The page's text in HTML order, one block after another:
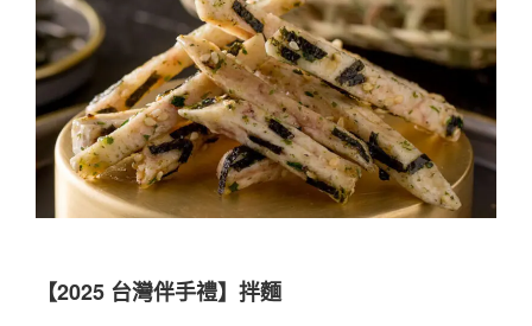
【2025 台灣伴手禮】拌麵